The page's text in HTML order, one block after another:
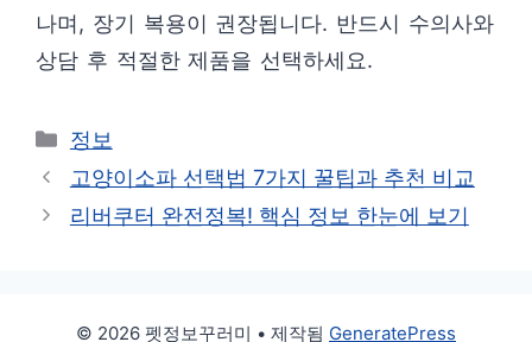
나며, 장기 복용이 권장됩니다. 반드시 수의사와
상담 후 적절한 제품을 선택하세요.
카
테
리
정보
고양이소파 선택법 7가지 꿀팁과 추천 비교
리버쿠터 완전정복! 핵심 정보 한눈에 보기
© 2026 펫정보꾸러미 • 제작됨 GeneratePress